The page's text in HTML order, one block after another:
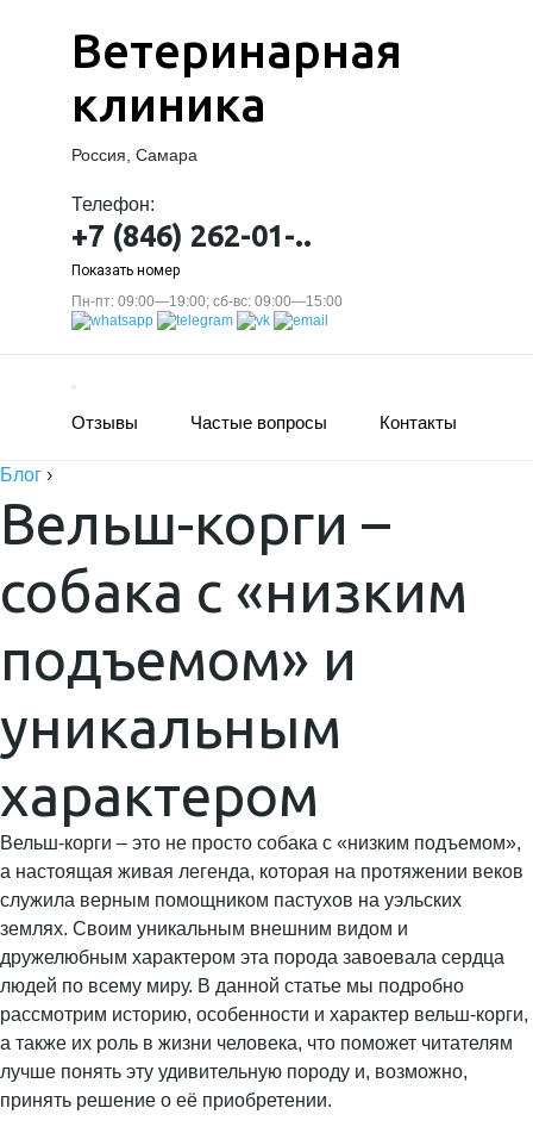
Ветеринарная
клиника
Россия, Самара
Телефон:
+7 (846) 262-01-..
Показать номер
Пн-пт: 09:00—19:00; сб-вс: 09:00—15:00
Отзывы Частые вопросы Контакты
Блог ›
Вельш-корги –
собака с «низким
подъемом» и
уникальным
характером
Вельш-корги – это не просто собака с «низким подъемом»,
а настоящая живая легенда, которая на протяжении веков
служила верным помощником пастухов на уэльских
землях. Своим уникальным внешним видом и
дружелюбным характером эта порода завоевала сердца
людей по всему миру. В данной статье мы подробно
рассмотрим историю, особенности и характер вельш-корги,
а также их роль в жизни человека, что поможет читателям
лучше понять эту удивительную породу и, возможно,
принять решение о её приобретении.